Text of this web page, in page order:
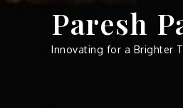
Paresh
Innovating for a Brighter